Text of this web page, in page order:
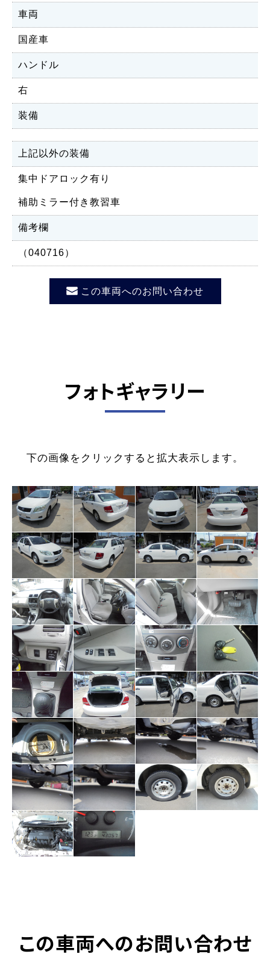
車両
国産車
ハンドル
右
装備
上記以外の装備
集中ドアロック有り
補助ミラー付き教習車
備考欄
（040716）
この車両へのお問い合わせ
フォトギャラリー
下の画像をクリックすると拡大表示します。
この車両へのお問い合わせ